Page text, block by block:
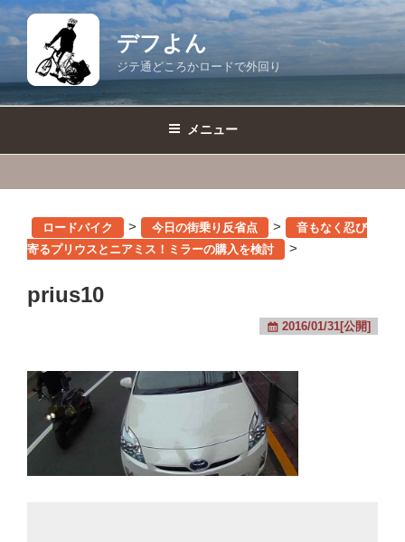
コ
ン
デフよん
ジテ通どころかロードで外回り
メニュー
ロードバイク > 今日の街乗り反省点 >
音もなく忍び
寄るプリウスとニアミス！ミラーの購入を検討
>
prius10
2016/01/31[公開]